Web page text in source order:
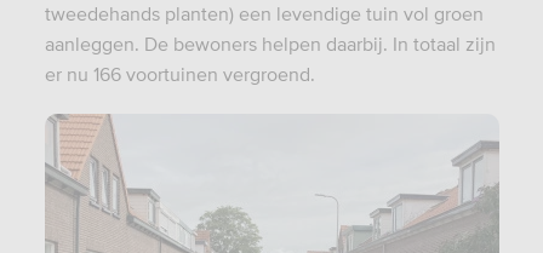
tweedehands planten) een levendige tuin vol groen
aanleggen. De bewoners helpen daarbij. In totaal zijn
er nu 166 voortuinen vergroend.